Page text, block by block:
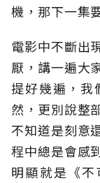
機，那下一集
電影中不斷出
厭，講一遍大
提好幾遍，我
然，更別說整
不知道是刻意
程中總是會感
明顯就是《